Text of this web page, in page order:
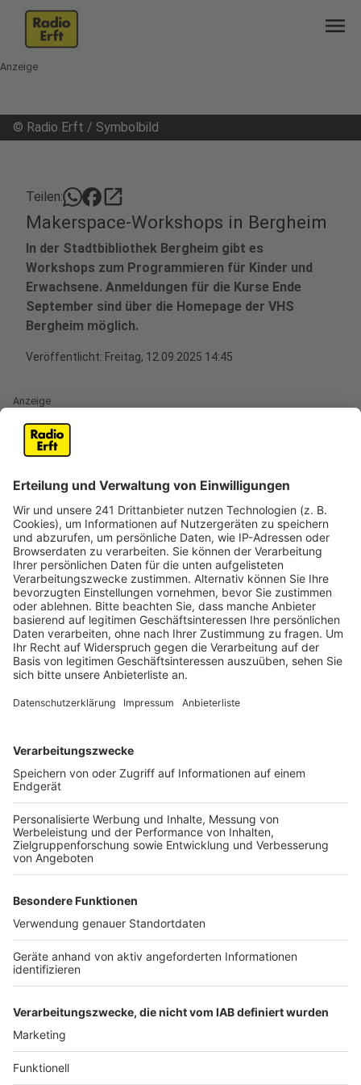
menu
Anzeige
© Radio Erft / Symbolbild
Teilen: open_in_new
Makerspace-Workshops in Bergheim
In der Stadtbibliothek Bergheim gibt es
Workshops zum Programmieren für Kinder und
Erwachsene. Anmeldungen für die Kurse Ende
September sind über die Homepage der VHS
Bergheim möglich.
Veröffentlicht: Freitag, 12.09.2025 14:45
Anzeige
In der Stadtbibliothek in Bergheim gibt es weit mehr
als Bücher. Seit einiger Zeit ist dort ein Makerspace
eingerichtet. Dort gibt es zum Beispiel einen 3D-
Drucker oder ein Digitalisierungsprojekt für
Schallplatten, Videos oder Audiokassetten. In
Zusammenarbeit mit der VHS Bergheim gibt es jetzt
wieder Workshops. Kinder und Erwachsene können hier
die Kurse Ende September kann man sich jetzt auf der
Anzeige
Weitere Themen von Rhein und Erft
Anzeige
A4 nach Olpe wird zehn Tage gesperrt
Ameisenbär-Nachwuchs im Kölner Zoo
Frechener Gymnasium wird erweitert
Anzeige